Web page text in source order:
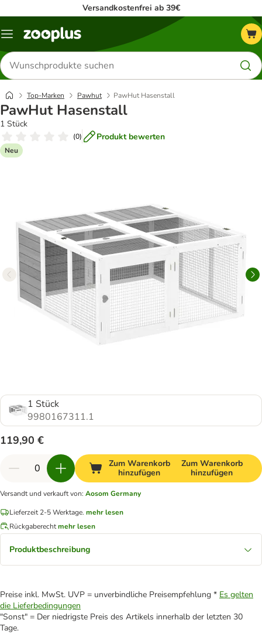
Versandkostenfrei ab 39€
Menü
Produkte
suchen
Top-Marken Pawhut PawHut Hasenstall
PawHut Hasenstall
1 Stück
(0) Produkt bewerten
Neu
1 Stück
9980167311.1
119,90 €
Zum Warenkorb
hinzufügen
Zum Warenkorb
hinzufügen
Versandt und verkauft von: Aosom Germany
Lieferzeit 2-5 Werktage. mehr lesen
Rückgaberechtmehr lesen
Produktbeschreibung
Preise inkl. MwSt. UVP = unverbindliche Preisempfehlung * Es gelten
die Lieferbedingungen
"Sonst" = Der niedrigste Preis des Artikels innerhalb der letzten 30
Tage.